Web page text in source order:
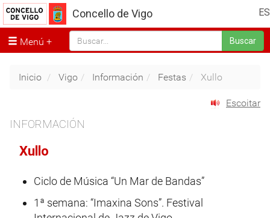
ES
Concello de Vigo
Menú Buscar
Inicio Vigo Información Festas Xullo
Escoitar
INFORMACIÓN
Xullo
Ciclo de Música “Un Mar de Bandas”
1ª semana: “Imaxina Sons”. Festival